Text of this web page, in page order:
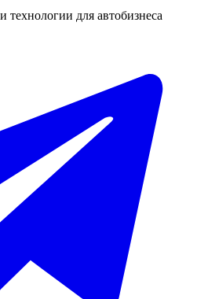
для автобизнеса